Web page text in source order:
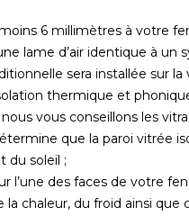
6 millimètres à votre
lame d’air identique à un
sera installée sur la
thermique et
vous conseillons les
que la paroi vitrée
du soleil ;
l’une des faces de votre
chaleur, du froid ainsi que